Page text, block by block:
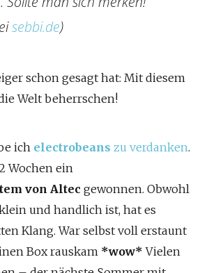
sebbi.de)
schon gesagt hat: Mit diesem
Welt beherrschen!
ich electrobeans zu verdanken.
Wochen ein
von Altec gewonnen. Obwohl
und handlich ist, hat es
Klang. War selbst voll erstaunt
Box rauskam *wow* Vielen